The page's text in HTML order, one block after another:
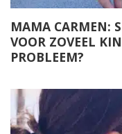
MAMA CARMEN:
VOOR ZOVEEL
PROBLEEM?